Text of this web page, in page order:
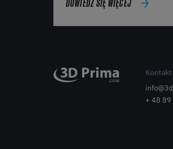
DOWIEDZ SIĘ WIĘCEJ
Kontakt
+ 48